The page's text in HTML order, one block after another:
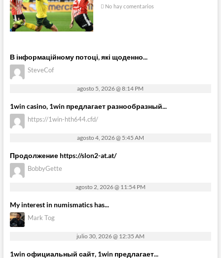
No hay comentarios
В інформаційному потоці, які щоденно...
SteveCof
agosto 5, 2026 @ 8:14 PM
1win casino, 1win предлагает разнообразный...
https://1win-hth644.cfd/
agosto 4, 2026 @ 5:45 AM
Продолжение https://slon2-at.at/
BobbyGette
agosto 2, 2026 @ 11:54 PM
My interest in numismatics has...
Mark Tog
julio 30, 2026 @ 12:35 AM
1win официальный сайт, 1win предлагает...